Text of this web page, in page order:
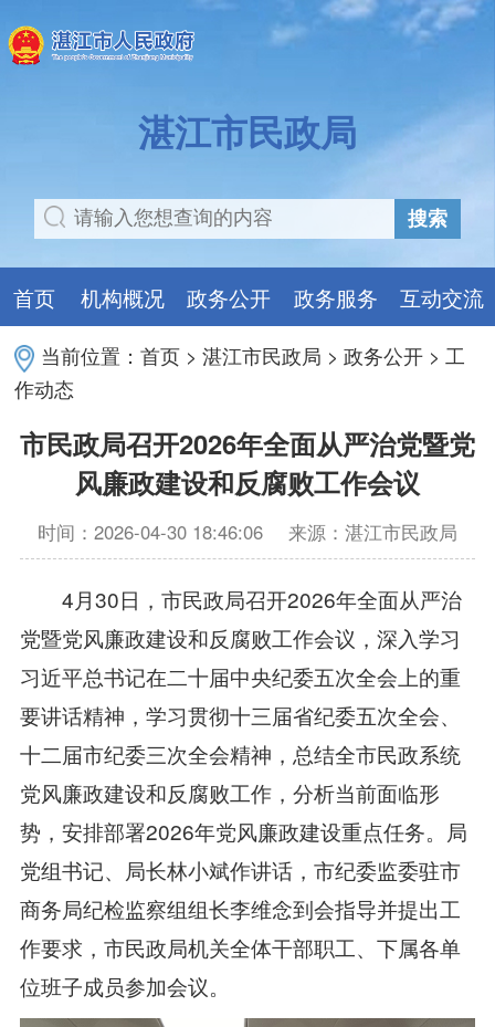
湛江市民政局
搜索
首页 机构概况 政务公开 政务服务 互动交流
当前位置：首页 >湛江市民政局 >政务公开 > 工
作动态
市民政局召开2026年全面从严治党暨党
风廉政建设和反腐败工作会议
时间：2026-04-30 18:46:06 来源：湛江市民政局
4月30日，市民政局召开2026年全面从严治
党暨党风廉政建设和反腐败工作会议，深入学习
习近平总书记在二十届中央纪委五次全会上的重
要讲话精神，学习贯彻十三届省纪委五次全会、
十二届市纪委三次全会精神，总结全市民政系统
党风廉政建设和反腐败工作，分析当前面临形
势，安排部署2026年党风廉政建设重点任务。局
党组书记、局长林小斌作讲话，市纪委监委驻市
商务局纪检监察组组长李维念到会指导并提出工
作要求，市民政局机关全体干部职工、下属各单
位班子成员参加会议。